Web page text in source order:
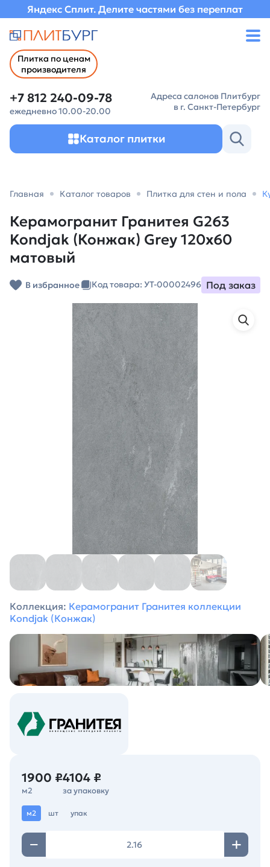
Яндекс Сплит. Делите частями без переплат
Плитка по ценам
производителя
+7 812 240-09-78
ежедневно 10.00-20.00
Адреса салонов Плитбург
в г. Санкт-Петербург
Каталог плитки
Главная Каталог товаров Плитка для стен и пола
Керамогранит Гранитея G263
Kondjak (Конжак) Grey 120х60
матовый
В избранное Код товара: УТ-00002496 Под заказ
Коллекция: Керамогранит Гранитея коллекции
Kondjak (Конжак)
1900 ₽
м2
4104 ₽
за упаковку
м2 шт упак